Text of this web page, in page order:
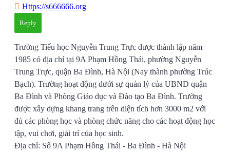
Https://s666666.org
Reply
Trường Tiểu học Nguyễn Trung Trực được thành lập năm
1985 có địa chỉ tại 9A Phạm Hồng Thái, phường Nguyễn
Trung Trực, quận Ba Đình, Hà Nội (Nay thành phường Trúc
Bạch). Trường hoạt động dưới sự quản lý của UBND quận
Ba Đình và Phòng Giáo dục và Đào tạo Ba Đình. Trường
được xây dựng khang trang trên diện tích hơn 3000 m2 với
đủ các phòng học và phòng chức năng cho các hoạt động học
tập, vui chơi, giải trí của học sinh.
Địa chỉ: Số 9A Phạm Hồng Thái - Ba Đình - Hà Nội